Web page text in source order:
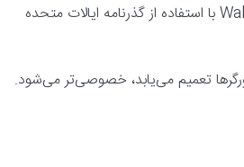
یکی دیگر از ویژگی‌های جالب در iOS 26، امکان ایجاد یک شناسه دیجیتال (Digital ID) در Wallet با استفاده از گذرنامه ایالات متحده
تعمیم می‌یابد، خصوصی‌تر می‌شود.